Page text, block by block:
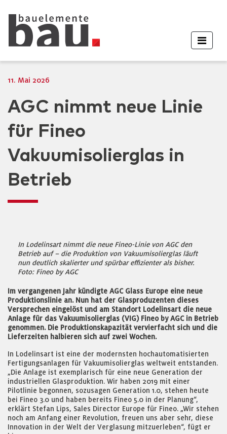
11. Mai 2026
AGC nimmt neue Linie
für Fineo
Vakuumisolierglas in
Betrieb
In Lodelinsart nimmt die neue Fineo-Linie von AGC den
Betrieb auf – die Produktion von Vakuumisolierglas läuft
nun deutlich skalierter und spürbar effizienter als bisher.
Foto: Fineo by AGC
Im vergangenen Jahr kündigte AGC Glass Europe eine neue
Produktionslinie an. Nun hat der Glasproduzenten dieses
Versprechen eingelöst und am Standort Lodelinsart die neue
Anlage für das Vakuumisolierglas (VIG) Fineo by AGC in Betrieb
genommen. Die Produktionskapazität vervierfacht sich und die
Lieferzeiten halbieren sich auf zwei Wochen.
In Lodelinsart ist eine der modernsten hochautomatisierten
Fertigungsanlagen für Vakuumisolierglas weltweit entstanden.
„Die Anlage ist exemplarisch für eine neue Generation der
industriellen Glasproduktion. Wir haben 2019 mit einer
Pilotlinie begonnen, sozusagen Generation 1.0, stehen heute
bei Fineo 3.0 und haben bereits Fineo 5.0 in der Planung“,
erklärt Stefan Lips, Sales Director Europe für Fineo. „Wir stehen
noch am Anfang einer Revolution, freuen uns aber sehr, diese
Innovation in der Welt der Verglasung mitzuerleben“, fügt er